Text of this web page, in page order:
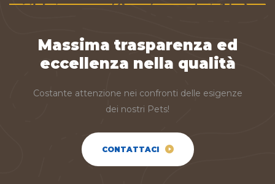
Massima trasparenza ed
eccellenza nella qualità
Costante attenzione nei confronti delle esigenze
dei nostri Pets!
CONTATTACI